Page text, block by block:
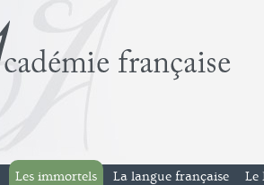
Les immortels La langue française Le